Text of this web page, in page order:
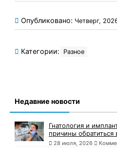
Опубликовано: Четверг,
Категории: Разное
Недавние новости
Гнатология и
причины
28 июля, 2026